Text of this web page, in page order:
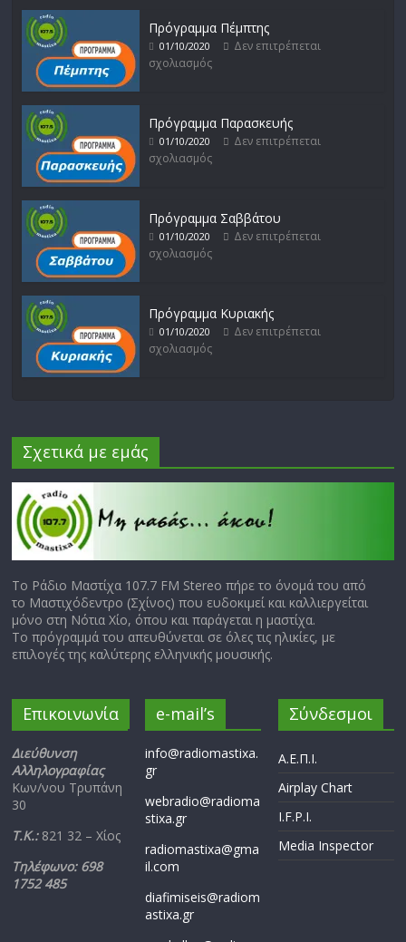
Πρόγραμμα Πέμπτης
01/10/2020
Δεν επιτρέπεται
σχολιασμός
Πρόγραμμα Παρασκευής
01/10/2020
Δεν επιτρέπεται
σχολιασμός
Πρόγραμμα Σαββάτου
01/10/2020
Δεν επιτρέπεται
σχολιασμός
Πρόγραμμα Κυριακής
01/10/2020
Δεν επιτρέπεται
σχολιασμός
Σχετικά με εμάς
Το Ράδιο Μαστίχα 107.7 FM Stereo πήρε το όνομά του από
το Μαστιχόδεντρο (Σχίνος) που ευδοκιμεί και καλλιεργείται
μόνο στη Νότια Χίο, όπου και παράγεται η μαστίχα.
Το πρόγραμμά του απευθύνεται σε όλες τις ηλικίες, με
επιλογές της καλύτερης ελληνικής μουσικής.
Επικοινωνία
Διεύθυνση
Αλληλογραφίας
Κων/νου Τρυπάνη
30
Τ.Κ.: 821 32 – Χίος
Τηλέφωνο: 698
1752 485
e-mail’s
info@radiomastixa.
gr
webradio@radioma
stixa.gr
radiomastixa@gma
il.com
diafimiseis@radiom
astixa.gr
Σύνδεσμοι
Α.Ε.Π.Ι.
Airplay Chart
I.F.P.I.
Media Inspector